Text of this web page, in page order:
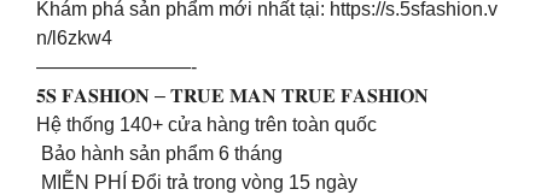
Khám phá sản phẩm mới nhất tại: https://s.5sfashion.v
n/l6zkw4
————————-
𝟓𝐒 𝐅𝐀𝐒𝐇𝐈𝐎𝐍 – 𝐓𝐑𝐔𝐄 𝐌𝐀𝐍 𝐓𝐑𝐔𝐄 𝐅𝐀𝐒𝐇𝐈𝐎𝐍
Hệ thống 140+ cửa hàng trên toàn quốc
︎ Bảo hành sản phẩm 6 tháng
︎ MIỄN PHÍ Đổi trả trong vòng 15 ngày